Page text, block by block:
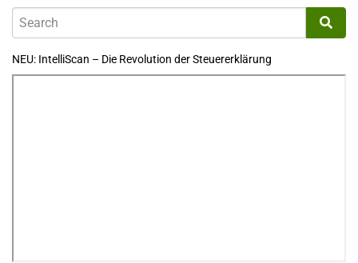
NEU: IntelliScan – Die Revolution der Steuererklärung